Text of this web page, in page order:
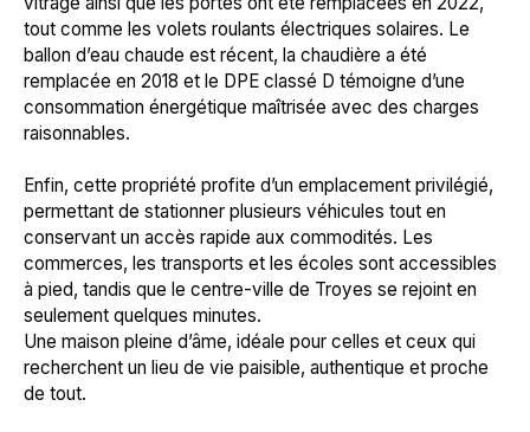
tout comme les volets roulants électriques solaires. Le
ballon d’eau chaude est récent, la chaudière a été
remplacée en 2018 et le DPE classé D témoigne d’une
consommation énergétique maîtrisée avec des charges
raisonnables.
Enfin, cette propriété profite d’un emplacement privilégié,
permettant de stationner plusieurs véhicules tout en
conservant un accès rapide aux commodités. Les
commerces, les transports et les écoles sont accessibles
à pied, tandis que le centre-ville de Troyes se rejoint en
seulement quelques minutes.
Une maison pleine d’âme, idéale pour celles et ceux qui
recherchent un lieu de vie paisible, authentique et proche
de tout.